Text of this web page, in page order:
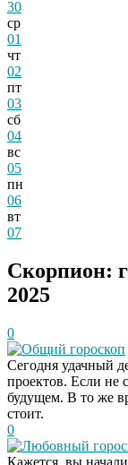
30
ср
01
чт
02
пт
03
сб
04
вс
05
пн
06
вт
07
Скорпион:
2025
0
Общий гороскоп
Сегодня удачный
проектов. Если не
будущем. В то же
стоит.
0
Любовный
Кажется, вы